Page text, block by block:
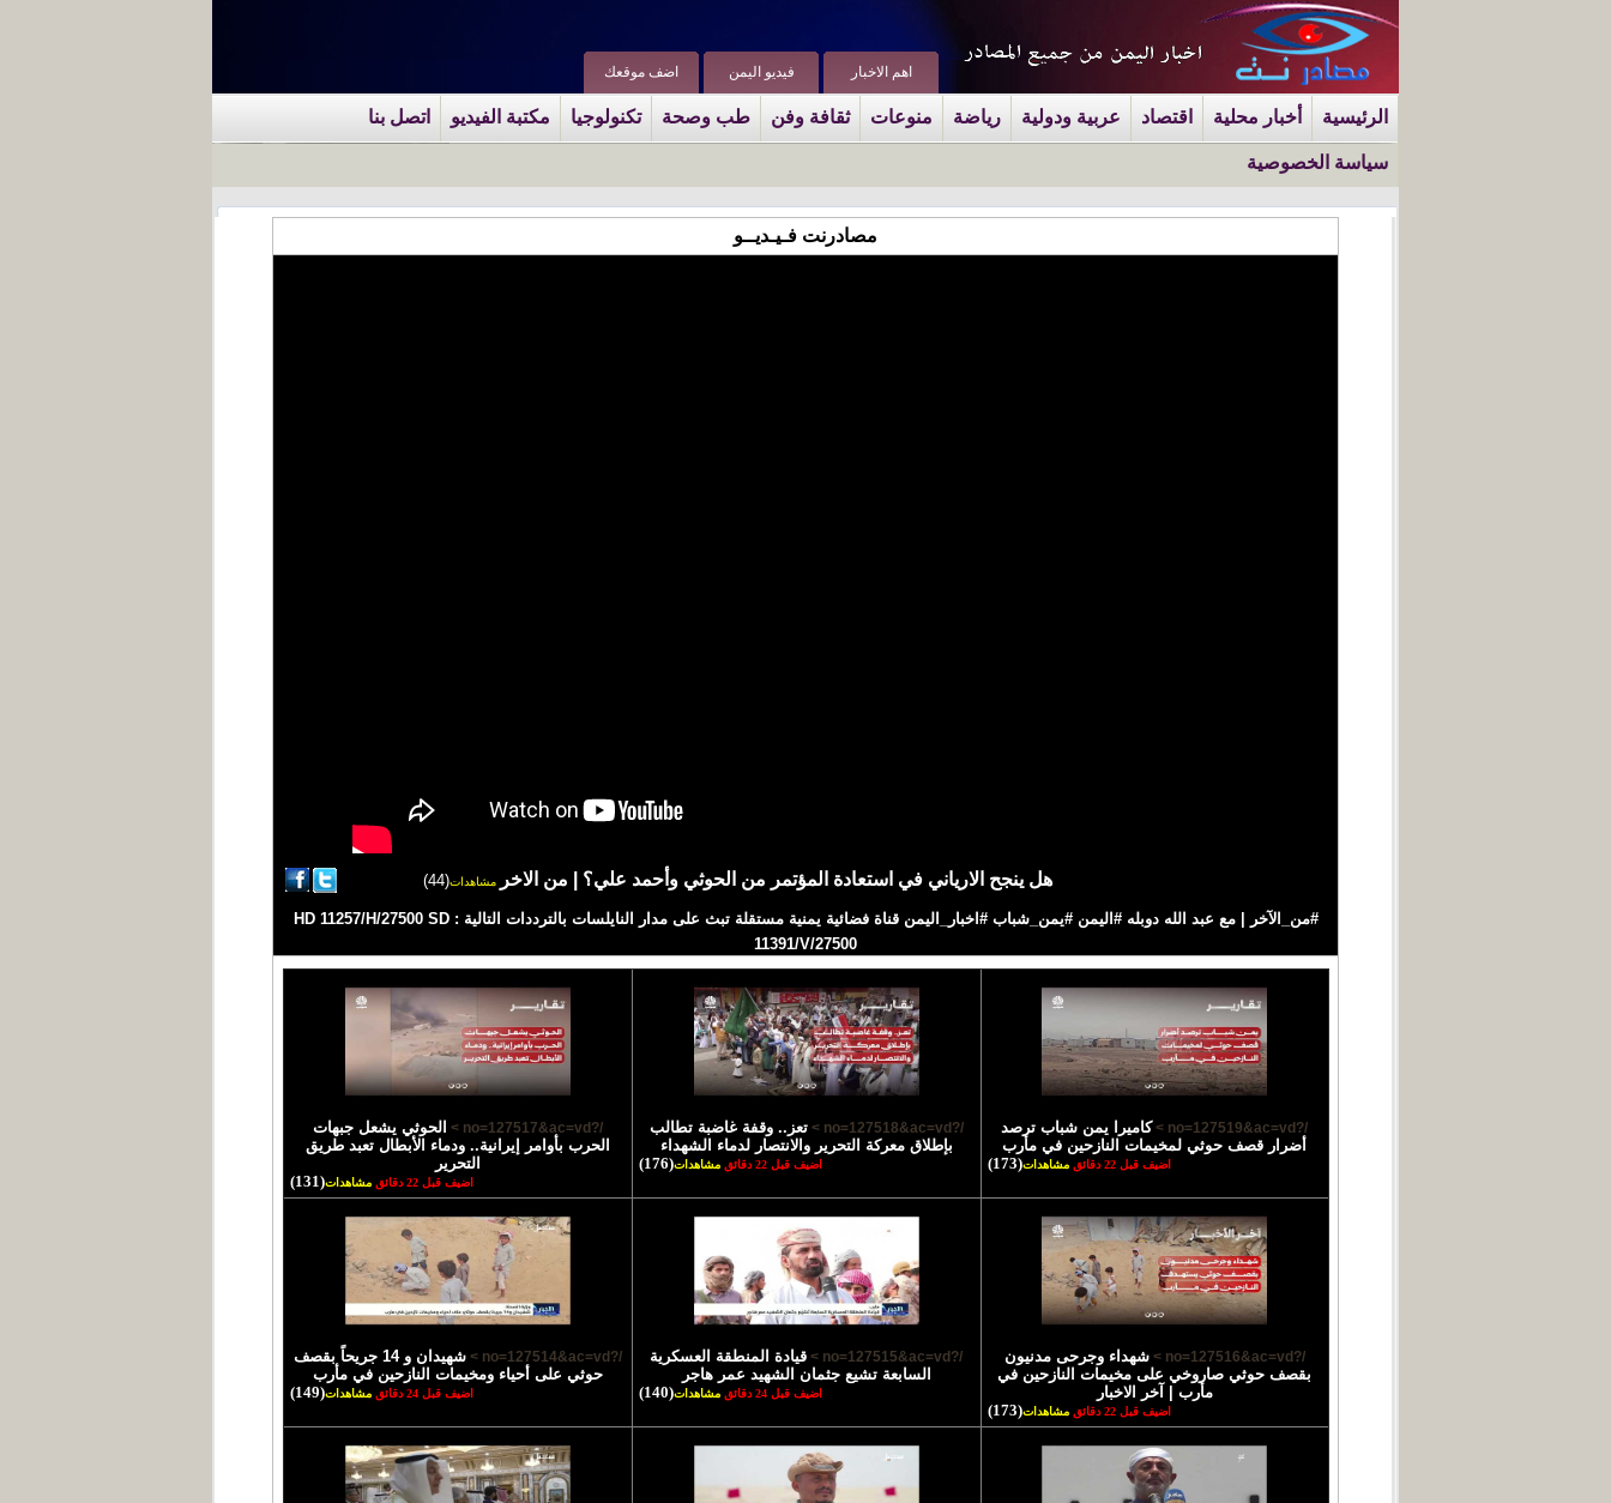
اضف موقعك فيديو اليمن اهم الاخبار
الرئيسية أخبار محلية اقتصاد عربية ودولية رياضة منوعات ثقافة وفن طب وصحة تكنولوجيا مكتبة الفيديو اتصل بنا
سياسة الخصوصية
مصادرنت فـيـديــو
هل ينجح الارياني في استعادة المؤتمر من الحوثي وأحمد علي؟ | من الاخر مشاهدات(44)
#من_الآخر | مع عبد الله دوبله #اليمن #يمن_شباب #اخبار_اليمن قناة فضائية يمنية مستقلة تبث على مدار النايلسات بالترددات التالية : HD 11257/H/27500 SD
11391/V/27500
/?no=127519&ac=vd >
كاميرا يمن شباب ترصد
أضرار قصف حوثي لمخيمات النازحين في مأرب
اضيف قبل 22 دقائق مشاهدات(173)
/?no=127518&ac=vd >
تعز.. وقفة غاضبة تطالب
بإطلاق معركة التحرير والانتصار لدماء الشهداء
اضيف قبل 22 دقائق مشاهدات(176)
/?no=127517&ac=vd >
الحوثي يشعل جبهات
الحرب بأوامر إيرانية.. ودماء الأبطال تعبد طريق
التحرير
اضيف قبل 22 دقائق مشاهدات(131)
/?no=127516&ac=vd >
شهداء وجرحى مدنيون
بقصف حوثي صاروخي على مخيمات النازحين في
مأرب | آخر الاخبار
اضيف قبل 22 دقائق مشاهدات(173)
/?no=127515&ac=vd >
قيادة المنطقة العسكرية
السابعة تشيع جثمان الشهيد عمر هاجر
اضيف قبل 24 دقائق مشاهدات(140)
/?no=127514&ac=vd >
شهيدان و 14 جريحاً بقصف
حوثي على أحياء ومخيمات النازحين في مأرب
اضيف قبل 24 دقائق مشاهدات(149)